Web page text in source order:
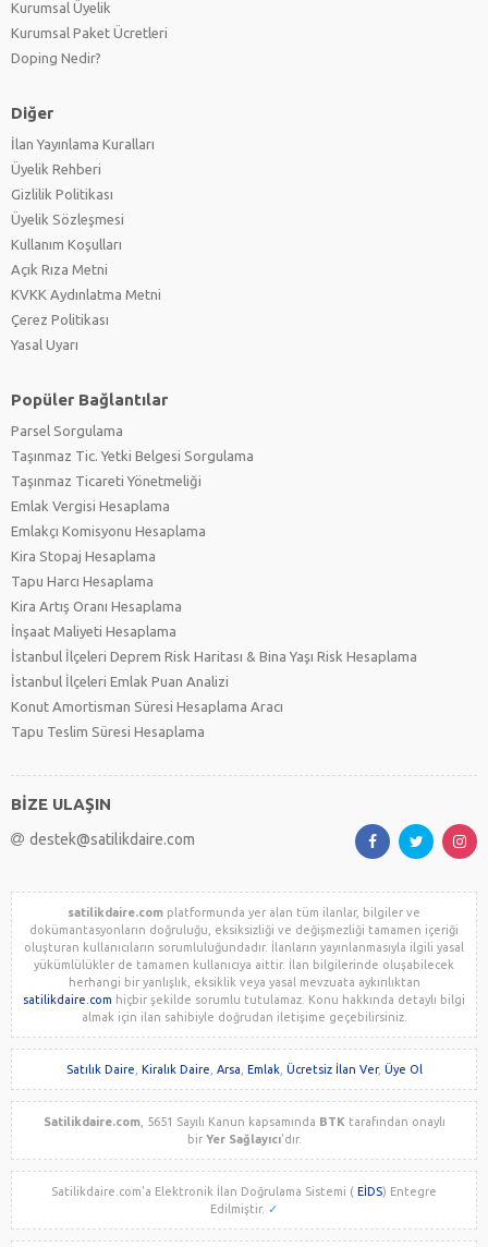
Kurumsal Üyelik
Kurumsal Paket Ücretleri
Doping Nedir?
Diğer
İlan Yayınlama Kuralları
Üyelik Rehberi
Gizlilik Politikası
Üyelik Sözleşmesi
Kullanım Koşulları
Açık Rıza Metni
KVKK Aydınlatma Metni
Çerez Politikası
Yasal Uyarı
Popüler Bağlantılar
Parsel Sorgulama
Taşınmaz Tic. Yetki Belgesi Sorgulama
Taşınmaz Ticareti Yönetmeliği
Emlak Vergisi Hesaplama
Emlakçı Komisyonu Hesaplama
Kira Stopaj Hesaplama
Tapu Harcı Hesaplama
Kira Artış Oranı Hesaplama
İnşaat Maliyeti Hesaplama
İstanbul İlçeleri Deprem Risk Haritası & Bina Yaşı Risk Hesaplama
İstanbul İlçeleri Emlak Puan Analizi
Konut Amortisman Süresi Hesaplama Aracı
Tapu Teslim Süresi Hesaplama
BİZE ULAŞIN
destek@satilikdaire.com
satilikdaire.com platformunda yer alan tüm ilanlar, bilgiler ve
dokümantasyonların doğruluğu, eksiksizliği ve değişmezliği tamamen içeriği
oluşturan kullanıcıların sorumluluğundadır. İlanların yayınlanmasıyla ilgili yasal
yükümlülükler de tamamen kullanıcıya aittir. İlan bilgilerinde oluşabilecek
herhangi bir yanlışlık, eksiklik veya yasal mevzuata aykırılıktan
satilikdaire.com hiçbir şekilde sorumlu tutulamaz. Konu hakkında detaylı bilgi
almak için ilan sahibiyle doğrudan iletişime geçebilirsiniz.
Satılık Daire Kiralık Daire Arsa Emlak Ücretsiz İlan Ver, Üye Ol
Satilikdaire.com, 5651 Sayılı Kanun kapsamında BTK tarafından onaylı
bir Yer Sağlayıcı'dır.
Satilikdaire.com'a Elektronik İlan Doğrulama Sistemi ( EİDS) Entegre
Edilmiştir. ✓